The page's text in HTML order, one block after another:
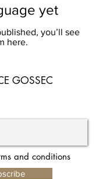
yet
you’ll see
here.
GOSSEC
and conditions